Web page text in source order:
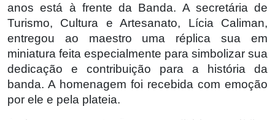
anos está à frente da Banda. A secretária de
Turismo, Cultura e Artesanato, Lícia Caliman,
entregou ao maestro uma réplica sua em
miniatura feita especialmente para simbolizar sua
dedicação e contribuição para a história da
banda. A homenagem foi recebida com emoção
por ele e pela plateia.